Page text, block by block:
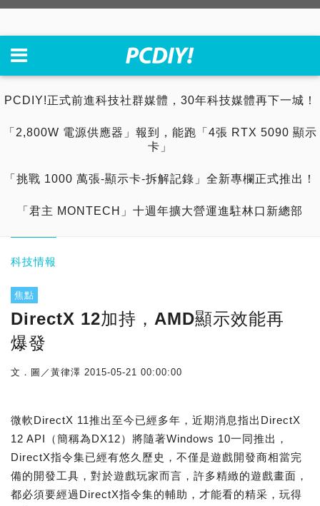
PCDIY!正式前進科技社群媒體，30年科技媒體再下一城！
「2,800W 電源供應器」報到，能跑「4張 RTX 5090 顯示
卡」
「挑戰 1000 萬張-顯示卡-拆解記錄」全新專欄正式推出！
「君主 MONTECH」十週年擴大營運進駐林口新總部
科技情報
焦點
DirectX 12加持，AMD顯示效能再
爆發
文．圖／黃律澤 2015-05-21 00:00:00
微軟DirectX 11推出至今已經多年，近期消息指出DirectX
12 API（簡稱為DX12）將隨著Windows 10一同推出，
DirectX指令集已經有悠久歷史，不僅是遊戲開發商相當完
備的開發工具，對於遊戲玩家而言，許多精緻的遊戲畫面，
都必須要經過DirectX指令集的輔助，才能看的精采，玩得